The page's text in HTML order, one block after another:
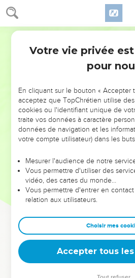
Proverbes 16
23 Le cœur du sage rend sa bouche
force de persuasion sur ses lèvres.
24
douces pour l'âme et porteuses de
La voie qui paraît droite à un
Celui qui travaille travaille pour
incite.
Le vaurien prépare le malheur, et
comme un feu dévorant.
divise les amis.
L'homme violent entraîne son
sur une voie qui n'est pas bonne.
Celui qui ferme les yeux pour
perverses, qui se mord les lèvres, a
Les cheveux blancs sont une
sur le chemin de la justice qu'on la
La lenteur à la colère vaut mieux
Votre vie privée
pour
En cliquant sur le bouton « Accepter
acceptez que TopChrétien utilise
cookies ou l'identifiant unique de
traite vos données à caractère
données de navigation et les
votre compte utilisateur) dans les
Mesurer l'audience de notre
Vous permettre d'utiliser des
vidéo, des cartes du monde…
Vous permettre d'entrer en
relation aux utilisateurs.
Choisir mes
Accepter tous